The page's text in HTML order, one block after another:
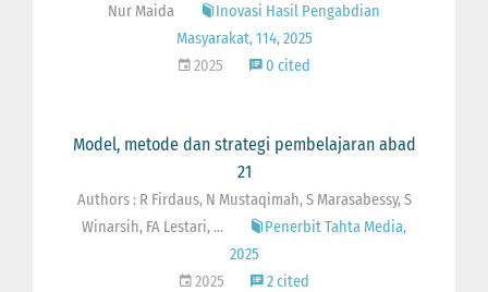
Nur Maida
Inovasi Hasil Pengabdian
Masyarakat, 114, 2025
2025
0 cited
Model, metode dan strategi pembelajaran abad
21
Authors : R Firdaus, N Mustaqimah, S Marasabessy, S
Winarsih, FA Lestari, ...
Penerbit Tahta Media,
2025
2025
2 cited